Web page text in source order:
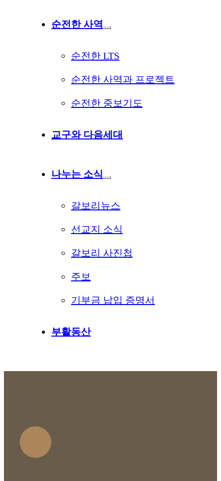
순전한 사역
순전한 LTS
순전한 사역과 프로젝트
순전한 중보기도
교구와 다음세대
나누는 소식
갈보리뉴스
선교지 소식
갈보리 사진첩
주보
기부금 납입 증명서
부활동산